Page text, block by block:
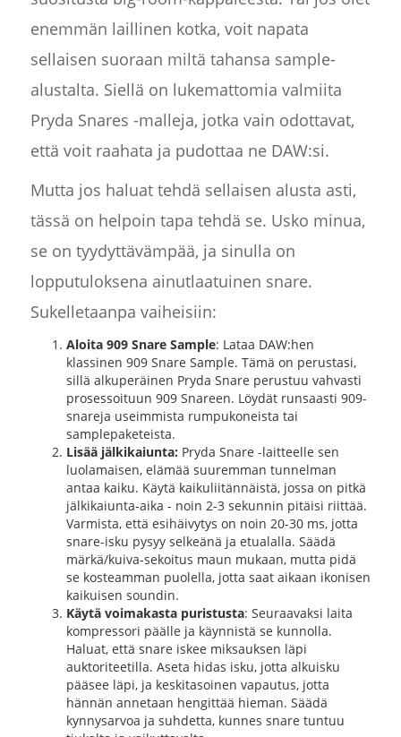
enemmän laillinen kotka, voit napata
sellaisen suoraan miltä tahansa sample-
alustalta. Siellä on lukemattomia valmiita
Pryda Snares -malleja, jotka vain odottavat,
että voit raahata ja pudottaa ne DAW:si.
Mutta jos haluat tehdä sellaisen alusta asti,
tässä on helpoin tapa tehdä se. Usko minua,
se on tyydyttävämpää, ja sinulla on
lopputuloksena ainutlaatuinen snare.
Sukelletaanpa vaiheisiin:
Aloita 909 Snare Sample: Lataa DAW:hen
klassinen 909 Snare Sample. Tämä on perustasi,
sillä alkuperäinen Pryda Snare perustuu vahvasti
prosessoituun 909 Snareen. Löydät runsaasti 909-
snareja useimmista rumpukoneista tai
samplepaketeista.
Lisää jälkikaiunta: Pryda Snare -laitteelle sen
luolamaisen, elämää suuremman tunnelman
antaa kaiku. Käytä kaikuliitännäistä, jossa on pitkä
jälkikaiunta-aika - noin 2-3 sekunnin pitäisi riittää.
Varmista, että esihäivytys on noin 20-30 ms, jotta
snare-isku pysyy selkeänä ja etualalla. Säädä
märkä/kuiva-sekoitus maun mukaan, mutta pidä
se kosteamman puolella, jotta saat aikaan ikonisen
kaikuisen soundin.
Käytä voimakasta puristusta: Seuraavaksi laita
kompressori päälle ja käynnistä se kunnolla.
Haluat, että snare iskee miksauksen läpi
auktoriteetilla. Aseta hidas isku, jotta alkuisku
pääsee läpi, ja keskitasoinen vapautus, jotta
hännän annetaan hengittää hieman. Säädä
kynnysarvoa ja suhdetta, kunnes snare tuntuu